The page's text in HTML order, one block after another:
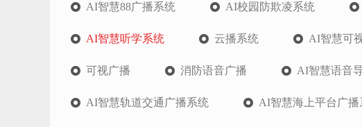
AI智慧88广播系统 AI校园防欺凌系统
AI智慧听学系统 云播系统 AI智慧可
可视广播 消防语音广播 AI智慧语音
AI智慧轨道交通广播系统 AI智慧海上平台广播